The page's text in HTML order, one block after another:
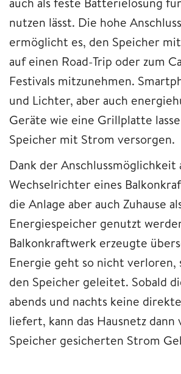
nutzen lässt. Die hohe
ermöglicht es, den Speicher
auf einen Road-Trip oder zum
Festivals mitzunehmen.
und Lichter, aber auch
Geräte wie eine Grillplatte
Speicher mit Strom versorgen.
Dank der Anschlussmöglichkeit
Wechselrichter eines
die Anlage aber auch Zuhause
Energiespeicher genutzt
Balkonkraftwerk erzeugte
Energie geht so nicht verloren,
den Speicher geleitet. Sobald
abends und nachts keine
liefert, kann das Hausnetz dann
Speicher gesicherten Strom